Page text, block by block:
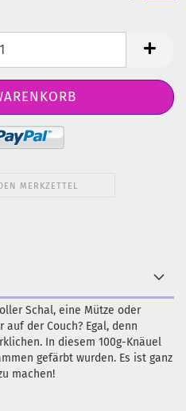
MERKZETTEL
Schal, eine Mütze oder
der Couch? Egal, denn
In diesem 100g-Knäuel
gefärbt wurden. Es ist ganz
machen!